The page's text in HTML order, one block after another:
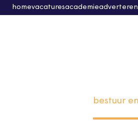
homevacaturesacademieadverteren
bestuur